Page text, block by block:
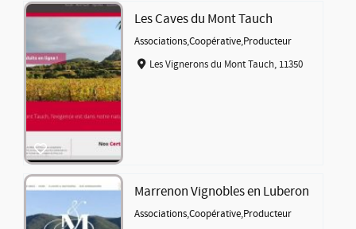
Les Caves du Mont Tauch
Associations,Coopérative,Producteur
Les Vignerons du Mont Tauch, 11350
Marrenon Vignobles en Luberon
Associations,Coopérative,Producteur